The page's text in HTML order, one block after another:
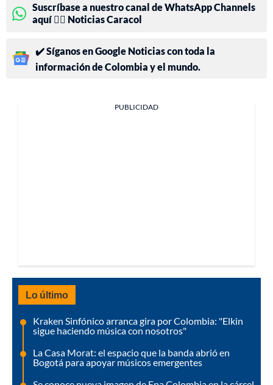
Suscríbase a nuestro canal de WhatsApp Channels
aquí 👉🏻 Noticias Caracol
✔️ Síganos en Google Noticias con toda la
información de Colombia y el mundo.
PUBLICIDAD
Lo último
Kraken Sinfónico arranca gira por Colombia: "Elkin
sigue haciendo música con nosotros"
La Casa Morat: el espacio que la banda abrió en
Bogotá para apoyar músicos emergentes